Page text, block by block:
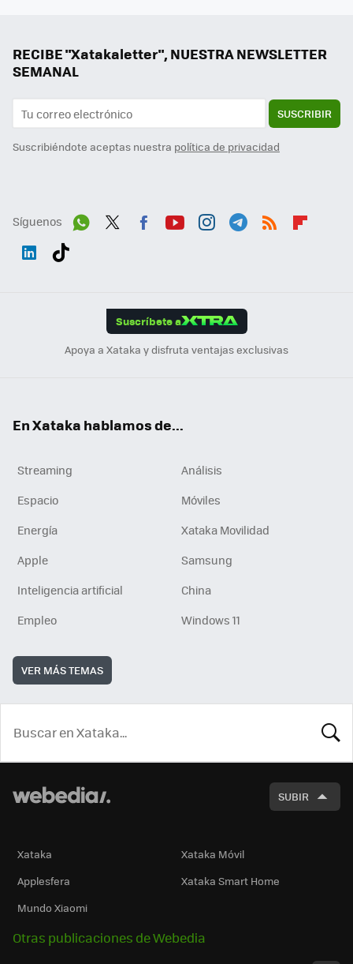
RECIBE "Xatakaletter", NUESTRA NEWSLETTER
SEMANAL
SUSCRIBIR
Suscribiéndote aceptas nuestra política de privacidad
Síguenos
Suscríbete a
Apoya a Xataka y disfruta ventajas exclusivas
En Xataka hablamos de...
Streaming
Análisis
Espacio
Móviles
Energía
Xataka Movilidad
Apple
Samsung
Inteligencia artificial
China
Empleo
Windows 11
VER MÁS TEMAS
SUBIR
Xataka
Xataka Móvil
Applesfera
Xataka Smart Home
Mundo Xiaomi
Otras publicaciones de Webedia